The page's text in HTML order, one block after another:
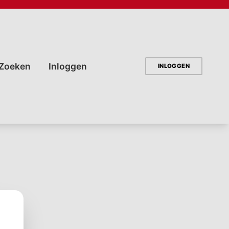
INLOGGEN